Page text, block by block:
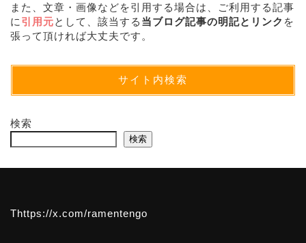
また、文章・画像などを引用する場合は、ご利用する記事
に 引用元として、該当する 当ブログ記事の明記とリンク を
張って頂ければ大丈夫です。
サイト内検索
検索
検索
Thttps://x.com/ramentengo